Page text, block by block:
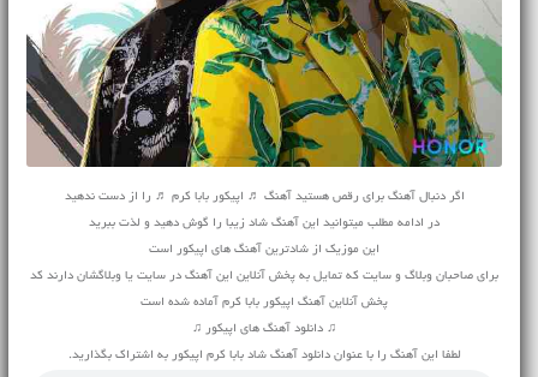
اگر دنبال آهنگ برای رقص هستید آهنگ ♬ اپیکور بابا کرم ♬ را از دست ندهید
در ادامه مطلب میتوانید این آهنگ شاد زیبا را گوش دهید و لذت ببرید
این موزیک از شادترین آهنگ های اپیکور است
برای صاحبان وبلاگ و سایت که تمایل به پخش آنلاین این آهنگ در سایت یا وبلاگشان دارند کد
پخش آنلاین آهنگ اپیکور بابا کرم آماده شده است
♫ دانلود آهنگ های اپیکور ♫
لطفا این آهنگ را با عنوان دانلود آهنگ شاد بابا کرم اپیکور به اشتراک بگذارید.